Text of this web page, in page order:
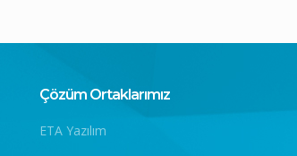
Çözüm Ortaklarımız
ETA Yazılım